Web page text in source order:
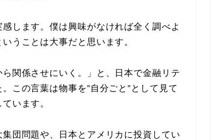
します。僕は興味がなければ全く調べよ
うことは大事だと思います。
関係させにいく。」と、日本で金融リテ
この言葉は物事を”自分ごと”として見て
います。
団問題や、日本とアメリカに投資してい